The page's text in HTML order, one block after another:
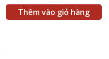
Thêm vào giỏ hàng